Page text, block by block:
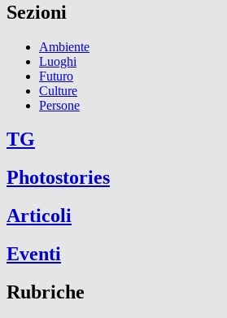
Sezioni
Ambiente
Luoghi
Futuro
Culture
Persone
TG
Photostories
Articoli
Eventi
Rubriche